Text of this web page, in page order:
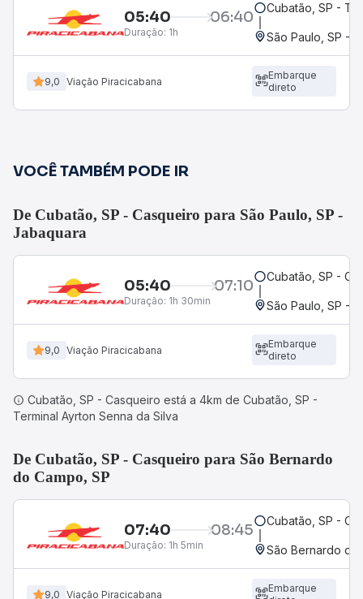
05:40 06:40
Duração: 1h
Cubatão, SP -
São Paulo, SP -
9,0 Viação Piracicabana
Embarque
direto
VOCÊ TAMBÉM PODE IR
De Cubatão, SP - Casqueiro para São Paulo, SP -
Jabaquara
05:40 07:10
Duração: 1h 30min
Cubatão, SP -
São Paulo, SP -
9,0 Viação Piracicabana
Embarque
direto
Cubatão, SP - Casqueiro está a 4km de Cubatão, SP -
Terminal Ayrton Senna da Silva
De Cubatão, SP - Casqueiro para São Bernardo
do Campo, SP
07:40 08:45
Duração: 1h 5min
Cubatão, SP -
São Bernardo do
9,0 Viação Piracicabana
Embarque